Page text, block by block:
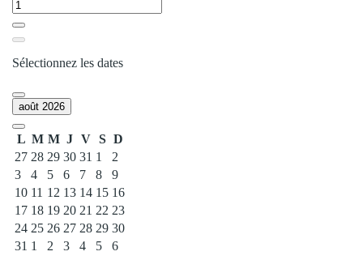
Sélectionnez les dates
août 2026
L M M J V S D
27 28 29 30 31 1
2
3
4 5 6 7 8
9
10 11 12 13 14 15 16
17 18 19 20 21 22 23
24 25 26 27 28 29 30
31 1 2 3 4 5
6